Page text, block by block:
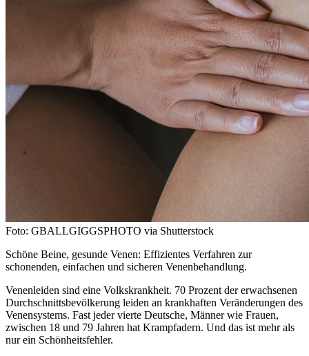
Foto: GBALLGIGGSPHOTO via Shutterstock
Schöne Beine, gesunde Venen: Effizientes Verfahren zur
schonenden, einfachen und sicheren Venenbehandlung.
Venenleiden sind eine Volkskrankheit. 70 Prozent der erwachsenen
Durchschnittsbevölkerung leiden an krankhaften Veränderungen des
Venensystems. Fast jeder vierte Deutsche, Männer wie Frauen,
zwischen 18 und 79 Jahren hat Krampfadern. Und das ist mehr als
nur ein Schönheitsfehler.